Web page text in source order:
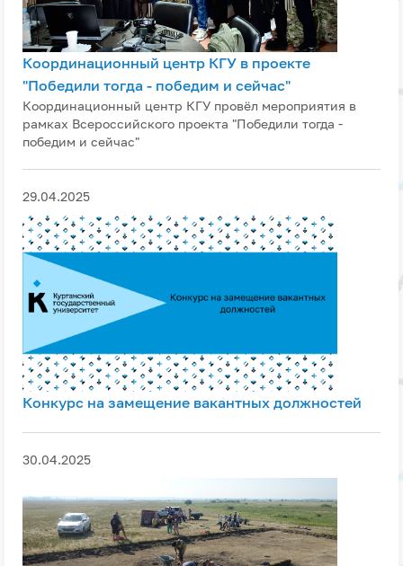
Координационный центр КГУ в проекте
"Победили тогда - победим и сейчас"
Координационный центр КГУ провёл мероприятия в
рамках Всероссийского проекта "Победили тогда -
победим и сейчас"
29.04.2025
Конкурс на замещение вакантных должностей
30.04.2025